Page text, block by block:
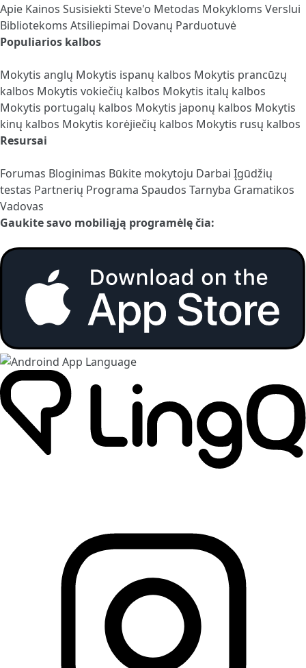
Apie Kainos Susisiekti Steve'o Metodas Mokykloms Verslui
Bibliotekoms Atsiliepimai Dovanų Parduotuvė
Populiarios kalbos
Mokytis anglų Mokytis ispanų kalbos Mokytis prancūzų
kalbos Mokytis vokiečių kalbos Mokytis italų kalbos
Mokytis portugalų kalbos Mokytis japonų kalbos Mokytis
kinų kalbos Mokytis korėjiečių kalbos Mokytis rusų kalbos
Resursai
Forumas Bloginimas Būkite mokytoju Darbai Įgūdžių
testas Partnerių Programa Spaudos Tarnyba Gramatikos
Vadovas
Gaukite savo mobiliąją programėlę čia: